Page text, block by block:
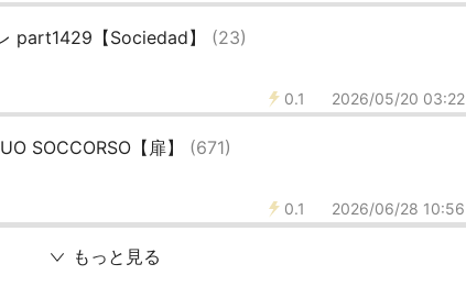
part1429【Sociedad】 (23)
0.1 2026/05/20 03:22
SOCCORSO【扉】 (671)
0.1 2026/06/28 10:56
もっと見る